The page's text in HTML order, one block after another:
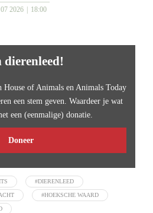
2026 18:00
dierenleed!
of Animals en Animals Today
een stem geven. Waardeer je wat
een (eenmalige) donatie.
Doneer
#DIERENLEED
#HOEKSCHE WAARD